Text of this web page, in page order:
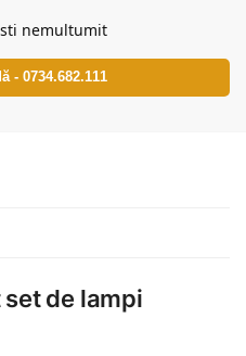
nemultumit
- 0734.682.111
set de lampi